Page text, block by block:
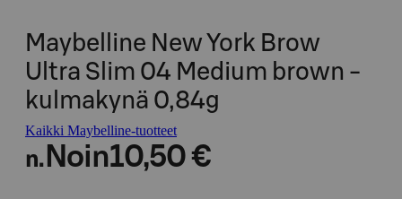
Maybelline New York Brow
Ultra Slim 04 Medium brown -
kulmakynä 0,84g
Kaikki Maybelline-tuotteet
n. Noin10,50 €